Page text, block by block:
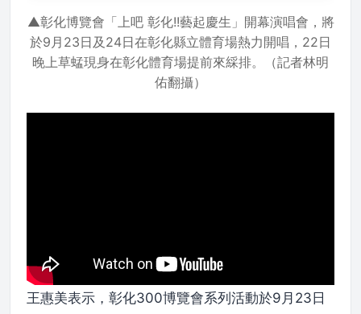
▲彰化博覽會「上吧 彰化!!藝起慶生」開幕演唱會，將
於9月23日及24日在彰化縣立體育場熱力開唱，22日
晚上草蜢現身在彰化體育場提前來綵排。（記者林明
佑翻攝）
王惠美表示，彰化300博覽會系列活動於9月23日